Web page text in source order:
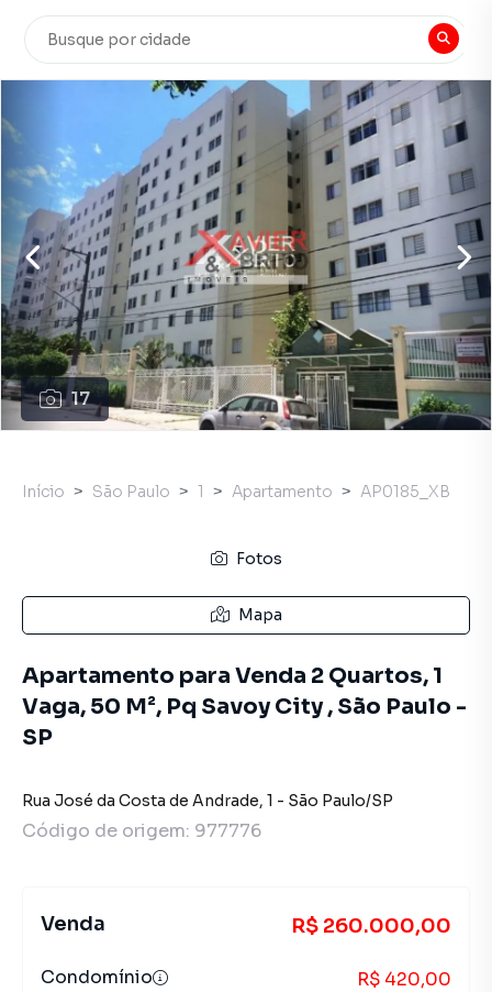
17
Início São Paulo 1 Apartamento AP0185_XB
Fotos
Mapa
Apartamento para Venda 2 Quartos, 1
Vaga, 50 M², Pq Savoy City , São Paulo -
SP
Rua José da Costa de Andrade, 1 - São Paulo/SP
Código de origem: 977776
Venda R$ 260.000,00
Condomínio R$ 420,00